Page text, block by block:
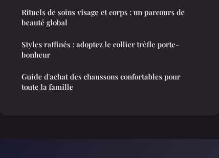
Rituels de soins visage et corps : un parcours de
beauté global
Styles raffinés : adoptez le collier trèfle porte-
bonheur
Guide d'achat des chaussons confortables pour
toute la famille